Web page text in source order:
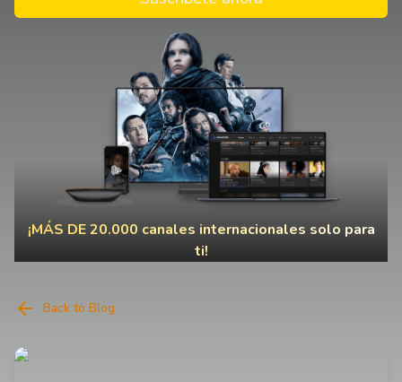
¡MÁS DE 20.000 canales internacionales solo para
ti!
Back to Blog